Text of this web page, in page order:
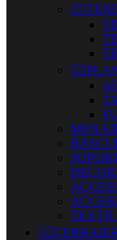
 
 
TEXTIL
 